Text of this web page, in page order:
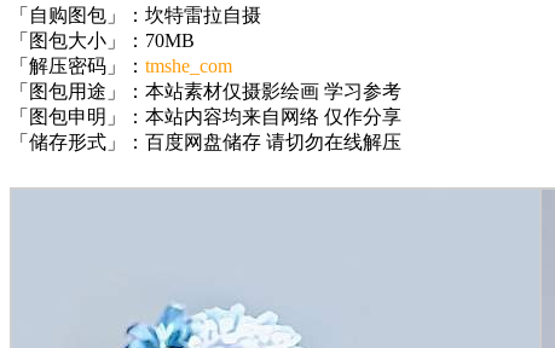
「自购图包」：坎特雷拉自摄
「图包大小」：70MB
「解压密码」： tmshe_com
「图包用途」：本站素材仅摄影绘画 学习参考
「图包申明」：本站内容均来自网络 仅作分享
「储存形式」：百度网盘储存 请切勿在线解压